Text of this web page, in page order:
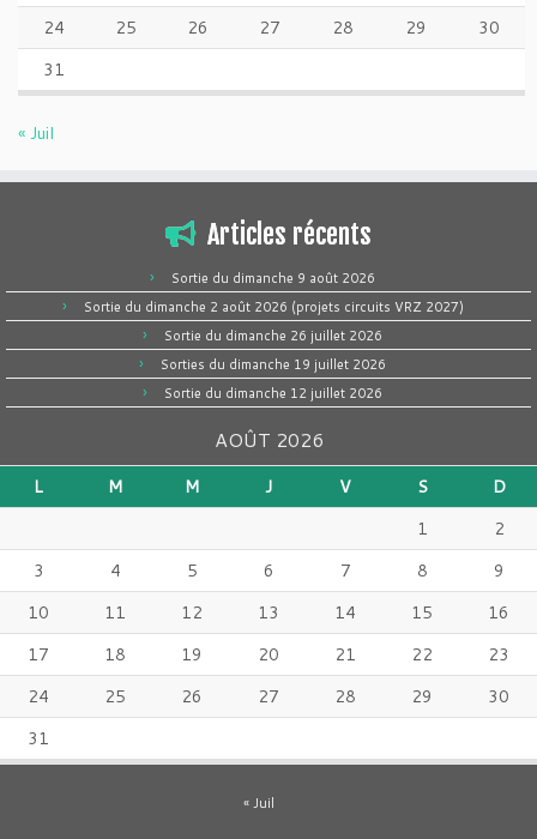
24
25 26 27 28 29
30
31
« Juil
Articles récents
Sortie du dimanche 9 août 2026
Sortie du dimanche 2 août 2026 (projets circuits VRZ 2027)
Sortie du dimanche 26 juillet 2026
Sorties du dimanche 19 juillet 2026
Sortie du dimanche 12 juillet 2026
AOÛT 2026
L M M J V S
D
1
2
3
4 5 6 7 8
9
10
11 12 13 14 15
16
17
18 19 20 21 22
23
24
25 26 27 28 29
30
31
« Juil